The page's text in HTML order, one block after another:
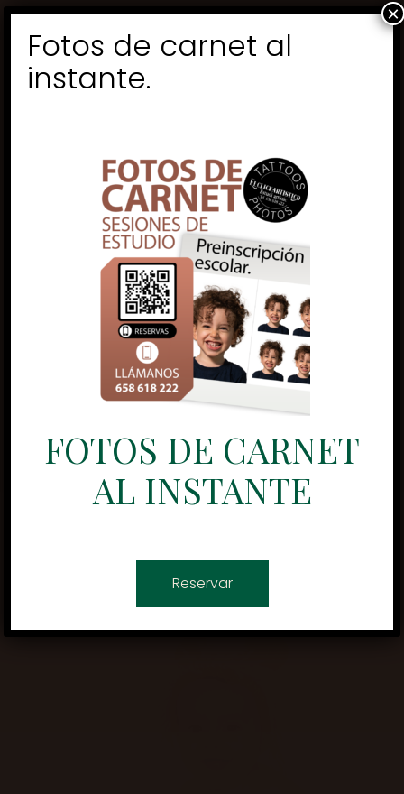
Fotos de carnet al
instante.
FOTOS DE CARNET
AL INSTANTE
Reservar
×